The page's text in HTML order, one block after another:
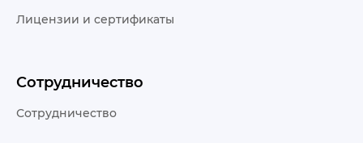
Лицензии и сертификаты
Сотрудничество
Сотрудничество